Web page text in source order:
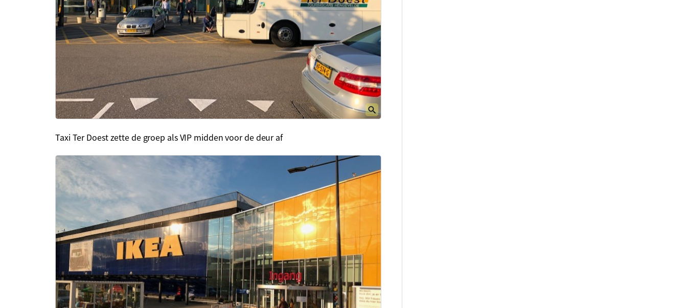
Taxi Ter Doest zette de groep als VIP midden voor de deur af